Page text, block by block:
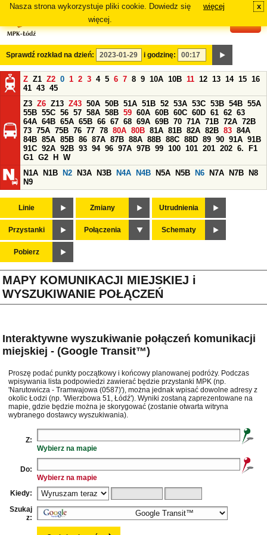
Nasza strona wykorzystuje pliki cookie. Dowiedz się
więcej.
więcej x
Sprawdź rozkład na dzień: i godzinę:
Z Z1 Z2 0 1 2 3 4 5 6 7 8 9 10A 10B 11 12 13 14 15 16
41 43 45
Z3 Z6 Z13 Z43 50A 50B 51A 51B 52 53A 53C 53B 54B 55A
55B 55C 56 57 58A 58B 59 60A 60B 60C 60D 61 62 63
64A 64B 65A 65B 66 67 68 69A 69B 70 71A 71B 72A 72B
73 75A 75B 76 77 78 80A 80B 81A 81B 82A 82B 83 84A
84B 85A 85B 86 87A 87B 88A 88B 88C 88D 89 90 91A 91B
91C 92A 92B 93 94 96 97A 97B 99 100 101 201 202 6.
F1
G1 G2 H
W
N1A
N1B N2 N3A N3B N4A N4B N5A N5B N6 N7A N7B
N8
N9
Linie Zmiany Utrudnienia
Przystanki Połączenia Schematy
Pobierz
MAPY KOMUNIKACJI MIEJSKIEJ i
WYSZUKIWANIE POŁĄCZEŃ
Interaktywne wyszukiwanie połączeń komunikacji
miejskiej - (Google Transit™)
Proszę podać punkty początkowy i końcowy planowanej podróży. Podczas
wpisywania lista podpowiedzi zawierać będzie przystanki MPK (np.
'Narutowicza - Tramwajowa (0587)'), można jednak wpisać dowolne adresy z
okolic Łodzi (np. 'Wierzbowa 51, Łódź'). Wyniki zostaną zaprezentowane na
mapie, gdzie będzie można je skorygować (zostanie otwarta witryna
wybranego dostawcy wyszukiwania).
Z:
Wybierz na mapie
Do:
Wybierz na mapie
Kiedy:
Szukaj
z: